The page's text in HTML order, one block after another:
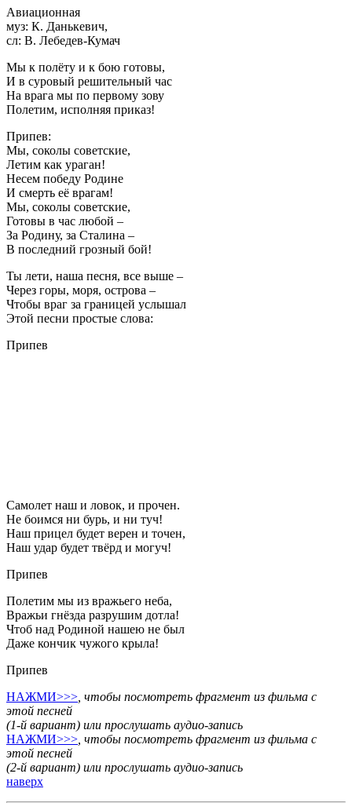
Авиационная
муз: К. Данькевич,
сл: В. Лебедев-Кумач
Мы к полёту и к бою готовы,
И в суровый решительный час
На врага мы по первому зову
Полетим, исполняя приказ!
Припев:
Мы, соколы советские,
Летим как ураган!
Несем победу Родине
И смерть её врагам!
Мы, соколы советские,
Готовы в час любой –
За Родину, за Сталина –
В последний грозный бой!
Ты лети, наша песня, все выше –
Через горы, моря, острова –
Чтобы враг за границей услышал
Этой песни простые слова:
Припев
Самолет наш и ловок, и прочен.
Не боимся ни бурь, и ни туч!
Наш прицел будет верен и точен,
Наш удар будет твёрд и могуч!
Припев
Полетим мы из вражьего неба,
Вражьи гнёзда разрушим дотла!
Чтоб над Родиной нашею не был
Даже кончик чужого крыла!
Припев
НАЖМИ>>> , чтобы посмотреть фрагмент из фильма с
этой песней
(1-й вариант) или прослушать аудио-запись
НАЖМИ>>> , чтобы посмотреть фрагмент из фильма с
этой песней
(2-й вариант) или прослушать аудио-запись
наверх